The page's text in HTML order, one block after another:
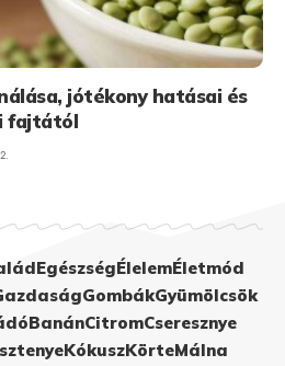
jótékony hatásai és
fajtától
EgészségÉlelemÉletmód
GombákGyümölcsök
BanánCitromCseresznye
KókuszKörteMálna